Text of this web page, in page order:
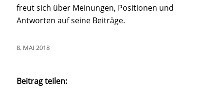
freut sich über Meinungen, Positionen und
Antworten auf seine Beiträge.
8. MAI 2018
Beitrag teilen: